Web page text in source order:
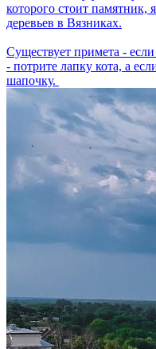
которого стоит памятник,
деревьев в Вязниках.
Существует примета -
- потрите лапку кота, а
шапочку.